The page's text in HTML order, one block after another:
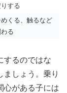
する
くる、触るなど
る
するのではな
ましょう。乗り
心がある子には